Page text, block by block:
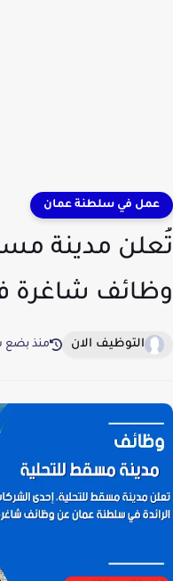
عمل في سلطنة عمان
تُعلن مدينة
وظائف شاغرة
التوظيف الان منذ بضع